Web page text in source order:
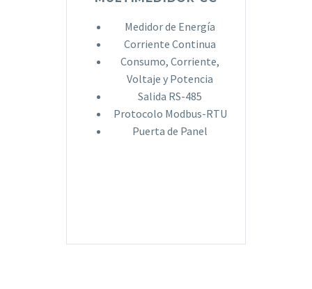
Medidor de Energía
Corriente Continua
Consumo, Corriente,
Voltaje y Potencia
Salida RS-485
Protocolo Modbus-RTU
Puerta de Panel